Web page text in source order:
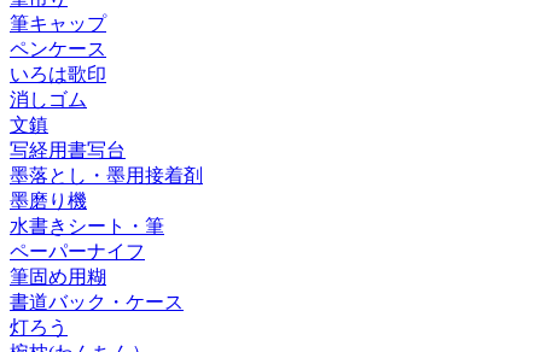
筆キャップ
ペンケース
いろは歌印
消しゴム
文鎮
写経用書写台
墨落とし・墨用接着剤
墨磨り機
水書きシート・筆
ペーパーナイフ
筆固め用糊
書道バック・ケース
灯ろう